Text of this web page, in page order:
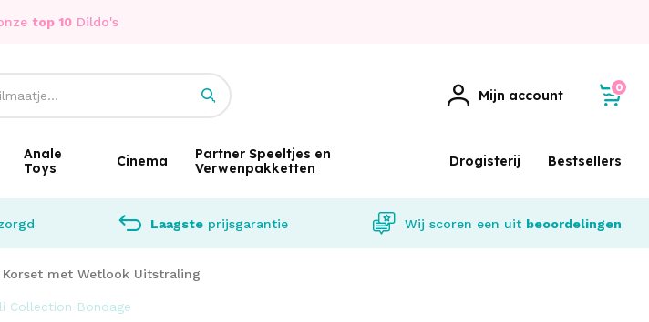
top 10 Dildo's
Mijn account 0
Anale
Toys
Cinema
Partner Speeltjes en
Verwenpakketten
Drogisterij Bestsellers
Laagste prijsgarantie Wij scoren een uit beoordelingen
Korset met Wetlook Uitstraling
Collection Bondage